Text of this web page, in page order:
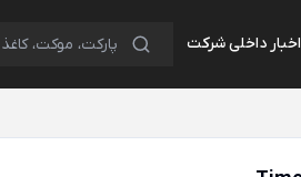
اخبار داخلی شرکت